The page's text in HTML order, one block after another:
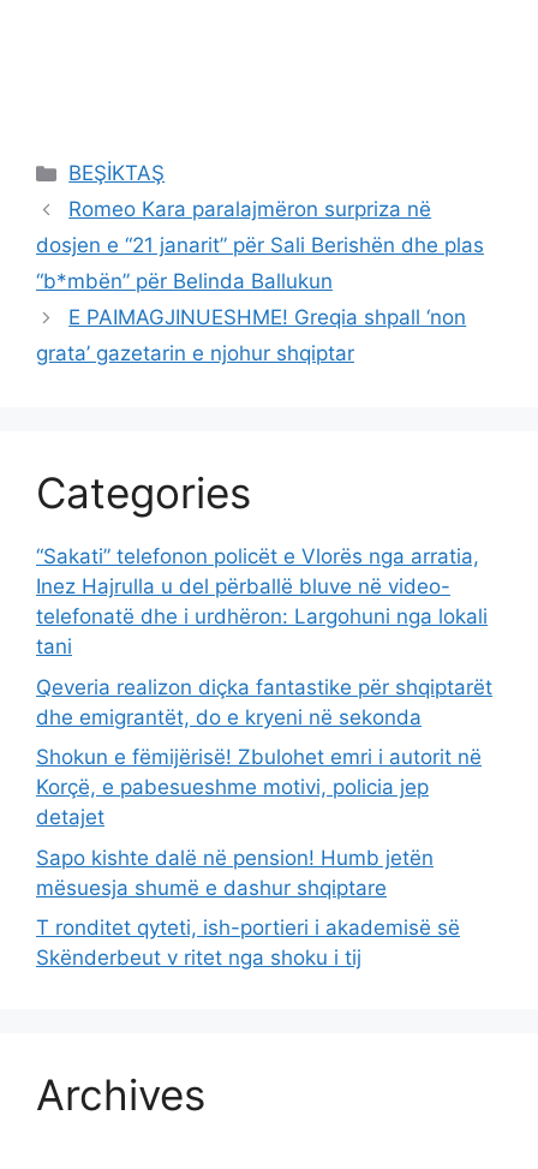
Categories
BEŞİKTAŞ
Romeo Kara paralajmëron surpriza në
dosjen e “21 janarit” për Sali Berishën dhe plas
“b*mbën” për Belinda Ballukun
E PAIMAGJINUESHME! Greqia shpall ‘non
grata’ gazetarin e njohur shqiptar
Categories
“Sakati” telefonon policët e Vlorës nga arratia,
Inez Hajrulla u del përballë bluve në video-
telefonatë dhe i urdhëron: Largohuni nga lokali
tani
Qeveria realizon diçka fantastike për shqiptarët
dhe emigrantët, do e kryeni në sekonda
Shokun e fëmijërisë! Zbulohet emri i autorit në
Korçë, e pabesueshme motivi, policia jep
detajet
Sapo kishte dalë në pension! Humb jetën
mësuesja shumë e dashur shqiptare
T ronditet qyteti, ish-portieri i akademisë së
Skënderbeut v ritet nga shoku i tij
Archives